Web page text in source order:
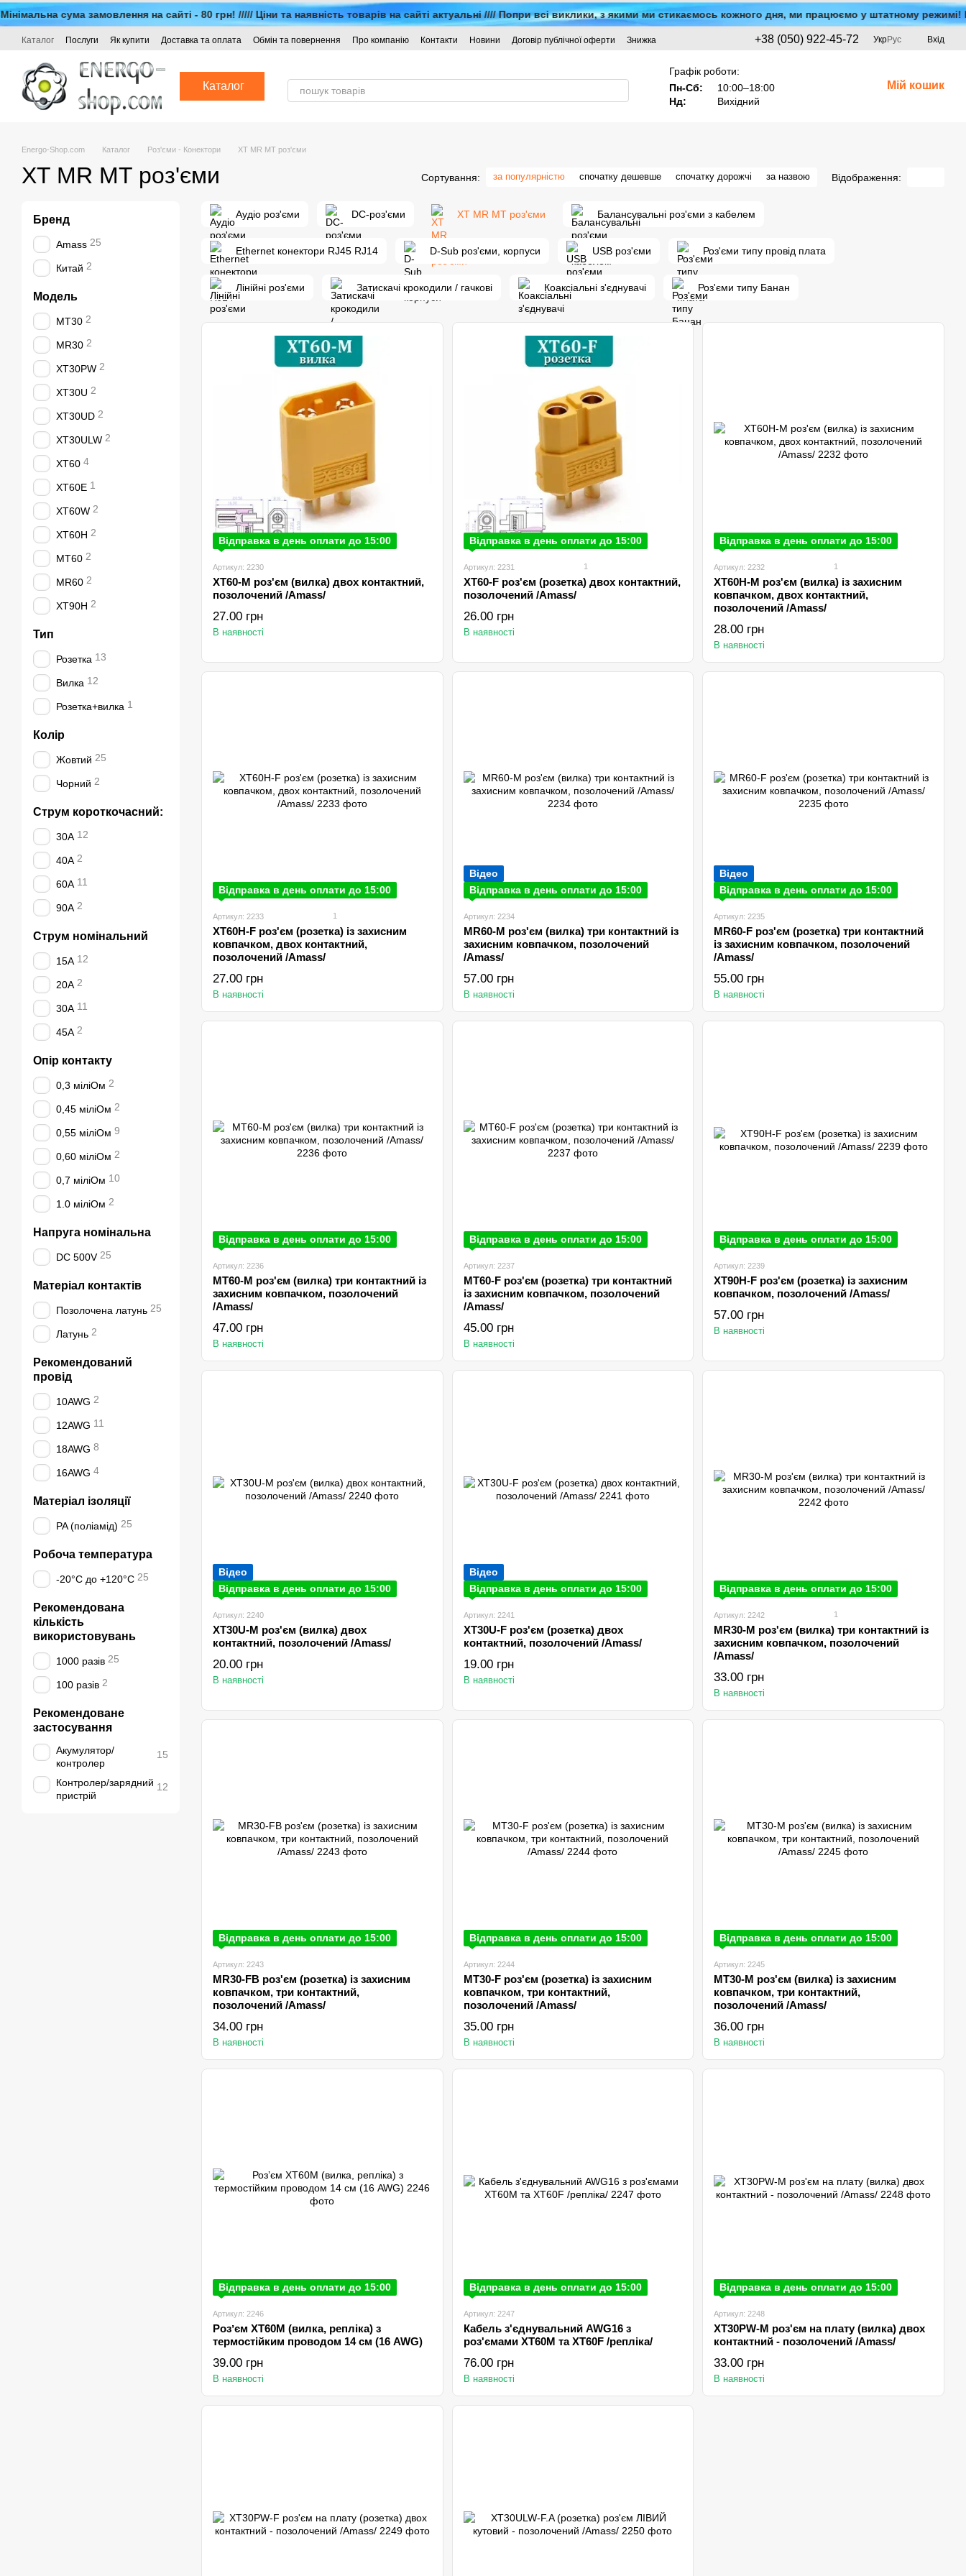
Перейти до основного контенту
сума замовлення на сайті - 80 грн! ///// Ціни та наявність товарів на сайті актуальні //// Попри всі виклики, з якими ми стикаємось кожного дня, ми працюємо у штатному режимі!
Каталог Послуги Як купити Доставка та оплата Обмін та повернення Про компанію Контакти Новини Договір публічної оферти Знижка +38 (050) 922-45-72 УкрРус Вхід
Каталог
Графік роботи:
Пн-Сб:
10:00–18:00
Нд:
Вихідний
Мій кошик
Energo-Shop.com Каталог Роз'єми - Конектори XT MR MT роз'єми
XT MR MT роз'єми Сортування: за популярністю спочатку дешевше спочатку дорожчі за назвою Відображення:
Аудіо роз'єми DC-роз'єми XT MR MT роз'єми Балансувальні роз'єми з кабелем
Ethernet конектори RJ45 RJ14 D-Sub роз'єми, корпуси USB роз'єми Роз'єми типу провід плата
Лінійні роз'єми Затискачі крокодили / гачкові Коаксіальні з'єднувачі Роз'єми типу Банан
Відправка в день оплати до 15:00
Артикул: 2230
XT60-M роз'єм (вилка) двох контактний,
позолочений /Amаss/
27.00 грн
В наявності
Відправка в день оплати до 15:00
Артикул: 2231 1
XT60-F роз'єм (розетка) двох контактний,
позолочений /Amаss/
26.00 грн
В наявності
Відправка в день оплати до 15:00
Артикул: 2232 1
XT60H-M роз'єм (вилка) із захисним
ковпачком, двох контактний,
позолочений /Amаss/
28.00 грн
В наявності
Відправка в день оплати до 15:00
Артикул: 2233 1
XT60H-F роз'єм (розетка) із захисним
ковпачком, двох контактний,
позолочений /Amаss/
27.00 грн
В наявності
Відео
Відправка в день оплати до 15:00
Артикул: 2234
MR60-M роз'єм (вилка) три контактний із
захисним ковпачком, позолочений
/Amаss/
57.00 грн
В наявності
Відео
Відправка в день оплати до 15:00
Артикул: 2235
MR60-F роз'єм (розетка) три контактний
із захисним ковпачком, позолочений
/Amаss/
55.00 грн
В наявності
Відправка в день оплати до 15:00
Артикул: 2236
MT60-M роз'єм (вилка) три контактний із
захисним ковпачком, позолочений
/Amаss/
47.00 грн
В наявності
Відправка в день оплати до 15:00
Артикул: 2237
MT60-F роз'єм (розетка) три контактний
із захисним ковпачком, позолочений
/Amаss/
45.00 грн
В наявності
Відправка в день оплати до 15:00
Артикул: 2239
XT90H-F роз'єм (розетка) із захисним
ковпачком, позолочений /Amаss/
57.00 грн
В наявності
Відео
Відправка в день оплати до 15:00
Артикул: 2240
XT30U-M роз'єм (вилка) двох
контактний, позолочений /Amаss/
20.00 грн
В наявності
Відео
Відправка в день оплати до 15:00
Артикул: 2241
XT30U-F роз'єм (розетка) двох
контактний, позолочений /Amаss/
19.00 грн
В наявності
Відправка в день оплати до 15:00
Артикул: 2242 1
MR30-M роз'єм (вилка) три контактний із
захисним ковпачком, позолочений
/Amаss/
33.00 грн
В наявності
Відправка в день оплати до 15:00
Артикул: 2243
MR30-FB роз'єм (розетка) із захисним
ковпачком, три контактний,
позолочений /Amаss/
34.00 грн
В наявності
Відправка в день оплати до 15:00
Артикул: 2244
MT30-F роз'єм (розетка) із захисним
ковпачком, три контактний,
позолочений /Amаss/
35.00 грн
В наявності
Відправка в день оплати до 15:00
Артикул: 2245
MT30-M роз'єм (вилка) із захисним
ковпачком, три контактний,
позолочений /Amаss/
36.00 грн
В наявності
Відправка в день оплати до 15:00
Артикул: 2246
Розʼєм XT60M (вилка, репліка) з
термостійким проводом 14 см (16 AWG)
39.00 грн
В наявності
Відправка в день оплати до 15:00
Артикул: 2247
Кабель з'єднувальний AWG16 з
роз'ємами XT60M та XT60F /репліка/
76.00 грн
В наявності
Відправка в день оплати до 15:00
Артикул: 2248
XT30PW-M роз'єм на плату (вилка) двох
контактний - позолочений /Amаss/
33.00 грн
В наявності
Бренд
Amass 25
Китай 2
Модель
MT30 2
MR30 2
XT30PW 2
XT30U 2
XT30UD 2
XT30ULW 2
XT60 4
XT60E 1
XT60W 2
XT60H 2
MT60 2
MR60 2
XT90H 2
Тип
Розетка 13
Вилка 12
Розетка+вилка 1
Колір
Жовтий 25
Чорний 2
Струм короткочасний:
30А 12
40А 2
60А 11
90А 2
Струм номінальний
15А 12
20А 2
30А 11
45А 2
Опір контакту
0,3 міліОм 2
0,45 міліОм 2
0,55 міліОм 9
0,60 міліОм 2
0,7 міліОм 10
1.0 міліОм 2
Напруга номінальна
DC 500V 25
Матеріал контактів
Позолочена латунь 25
Латунь 2
Рекомендований
провід
10AWG 2
12AWG 11
18AWG 8
16AWG 4
Матеріал ізоляції
PA (поліамід) 25
Робоча температура
-20°C до +120°C 25
Рекомендована
кількість
використовувань
1000 разів 25
100 разів 2
Рекомендоване
застосування
Акумулятор/
контролер
15
Контролер/зарядний
пристрій
12